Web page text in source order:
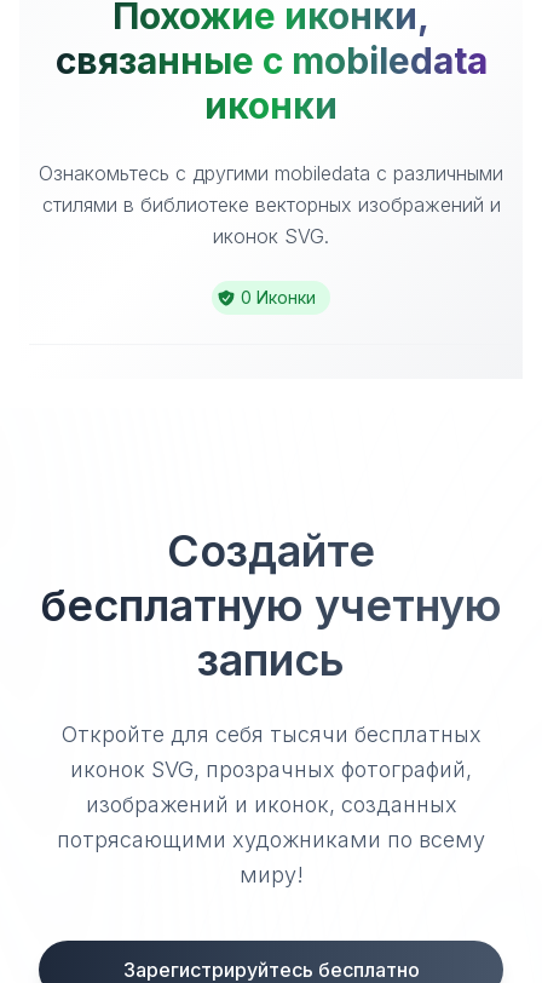
Похожие иконки,
связанные с mobiledata
иконки
Ознакомьтесь с другими mobiledata с различными
стилями в библиотеке векторных изображений и
иконок SVG.
0 Иконки
Создайте
бесплатную учетную
запись
Откройте для себя тысячи бесплатных
иконок SVG, прозрачных фотографий,
изображений и иконок, созданных
потрясающими художниками по всему
миру!
Зарегистрируйтесь бесплатно